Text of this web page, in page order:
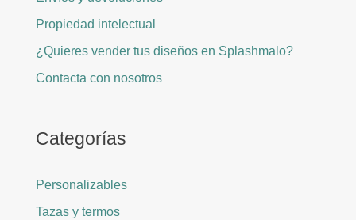
Propiedad intelectual
¿Quieres vender tus diseños en Splashmalo?
Contacta con nosotros
Categorías
Personalizables
Tazas y termos